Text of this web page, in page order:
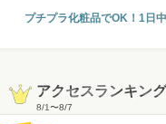
プチプラ化粧品でOK！1日
アクセスランキング
8/1〜8/7